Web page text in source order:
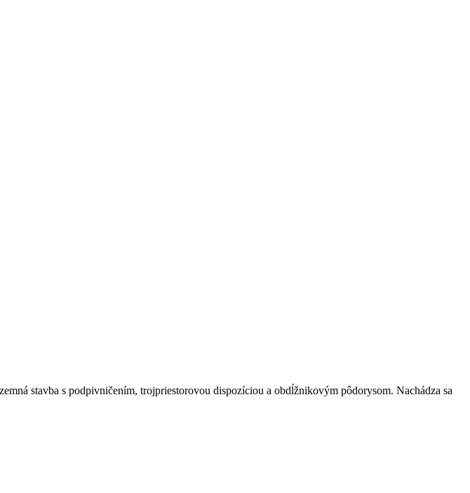
stavba s podpivničením, trojpriestorovou dispozíciou a obdĺžnikovým pôdorysom. Nachádza sa